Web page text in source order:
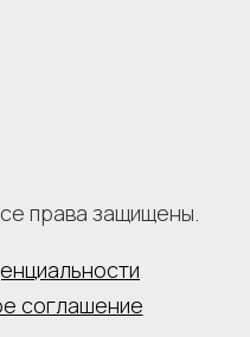
права защищены.
соглашение